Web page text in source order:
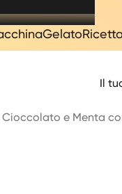
Gelato
Il
e Menta